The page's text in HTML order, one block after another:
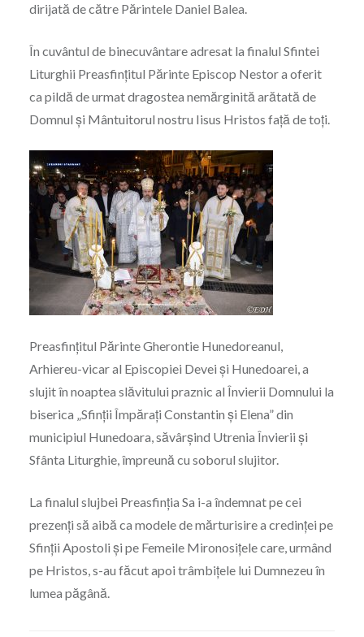
dirijată de către Părintele Daniel Balea.
În cuvântul de binecuvântare adresat la finalul Sfintei
Liturghii Preasfințitul Părinte Episcop Nestor a oferit
ca pildă de urmat dragostea nemărginită arătată de
Domnul și Mântuitorul nostru Iisus Hristos față de toți.
Preasfințitul Părinte Gherontie Hunedoreanul,
Arhiereu-vicar al Episcopiei Devei și Hunedoarei, a
slujit în noaptea slăvitului praznic al Învierii Domnului la
biserica „Sfinții Împărați Constantin și Elena” din
municipiul Hunedoara, săvârșind Utrenia Învierii și
Sfânta Liturghie, împreună cu soborul slujitor.
La finalul slujbei Preasfinția Sa i-a îndemnat pe cei
prezenți să aibă ca modele de mărturisire a credinței pe
Sfinții Apostoli și pe Femeile Mironosițele care, urmând
pe Hristos, s-au făcut apoi trâmbițele lui Dumnezeu în
lumea păgână.